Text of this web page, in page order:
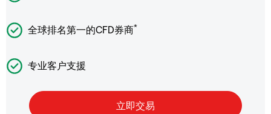
全球排名第一的CFD券商*
专业客户支援